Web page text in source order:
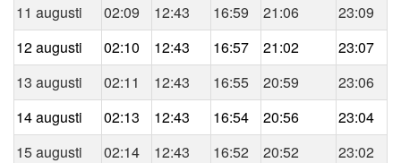
11 augusti
02:09 12:43 16:59 21:06
23:09
12 augusti
02:10 12:43 16:57 21:02
23:07
13 augusti
02:11 12:43 16:55 20:59
23:06
14 augusti
02:13 12:43 16:54 20:56
23:04
15 augusti
02:14 12:43 16:52 20:52
23:02